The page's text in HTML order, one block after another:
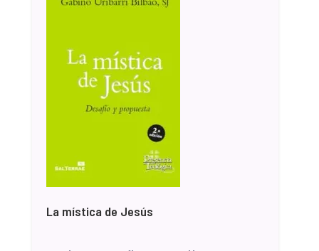
La mística de Jesús